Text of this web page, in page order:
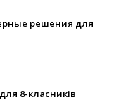
решения для
8-класників